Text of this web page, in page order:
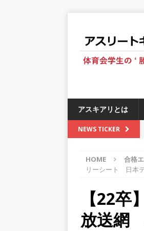
アスキアリとは
NEWS TICKER
HOME 合格
リーシート 日本
【22
放送網